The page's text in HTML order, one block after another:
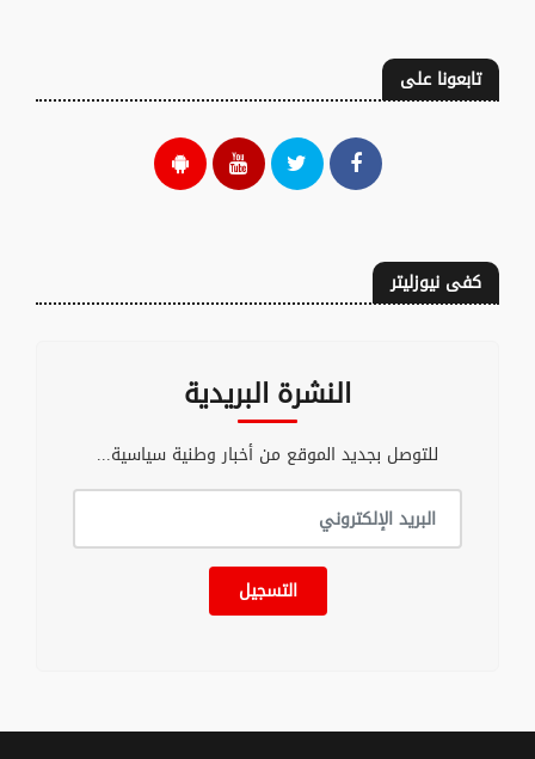
تابعونا على
كفى نيوزليتر
النشرة البريدية
للتوصل بجديد الموقع من أخبار وطنية سياسية...
التسجيل